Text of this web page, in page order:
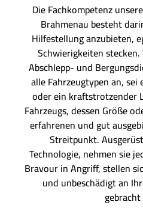
Die Fachkompetenz
Brahmenau besteht
Hilfestellung anzubieten,
Schwierigkeiten
Abschlepp- und
alle Fahrzeugtypen an, sei
oder ein kraftstrotzender
Fahrzeugs, dessen Größe
erfahrenen und gut
Streitpunkt.
Technologie, nehmen sie
Bravour in Angriff, stellen
und unbeschädigt an